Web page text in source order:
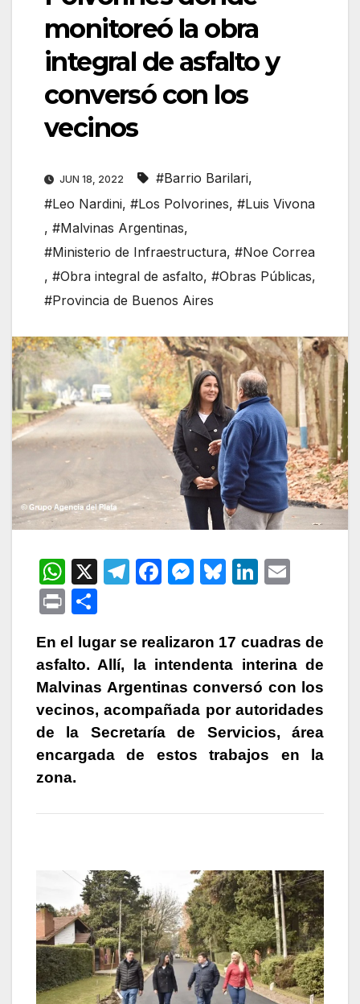
monitoreó la obra
integral de asfalto y
conversó con los
vecinos
JUN 18, 2022 #Barrio Barilari,
#Leo Nardini, #Los Polvorines, #Luis Vivona
, #Malvinas Argentinas,
#Ministerio de Infraestructura, #Noe Correa
, #Obra integral de asfalto, #Obras Públicas,
#Provincia de Buenos Aires
W
h
at
s
A
p
p
X
T
gr
a
m
F
e
b
o
o
k
M
s
e
n
g
er
Bl
s
k
y
Li
e
dI
n
P
nt m
p
ar
tir
En el lugar se realizaron 17 cuadras de
asfalto. Allí, la intendenta interina de
Malvinas Argentinas conversó con los
vecinos, acompañada por autoridades
de la Secretaría de Servicios, área
encargada de estos trabajos en la
zona.